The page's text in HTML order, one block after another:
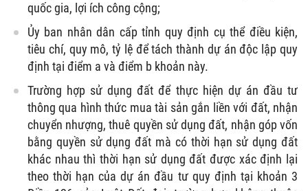
quốc gia, lợi ích công cộng;
Ủy ban nhân dân cấp tỉnh quy định cụ thể điều kiện,
tiêu chí, quy mô, tỷ lệ để tách thành dự án độc lập quy
định tại điểm a và điểm b khoản này.
Trường hợp sử dụng đất để thực hiện dự án đầu tư
thông qua hình thức mua tài sản gắn liền với đất, nhận
chuyển nhượng, thuê quyền sử dụng đất, nhận góp vốn
bằng quyền sử dụng đất mà có thời hạn sử dụng đất
khác nhau thì thời hạn sử dụng đất được xác định lại
theo thời hạn của dự án đầu tư quy định tại khoản 3